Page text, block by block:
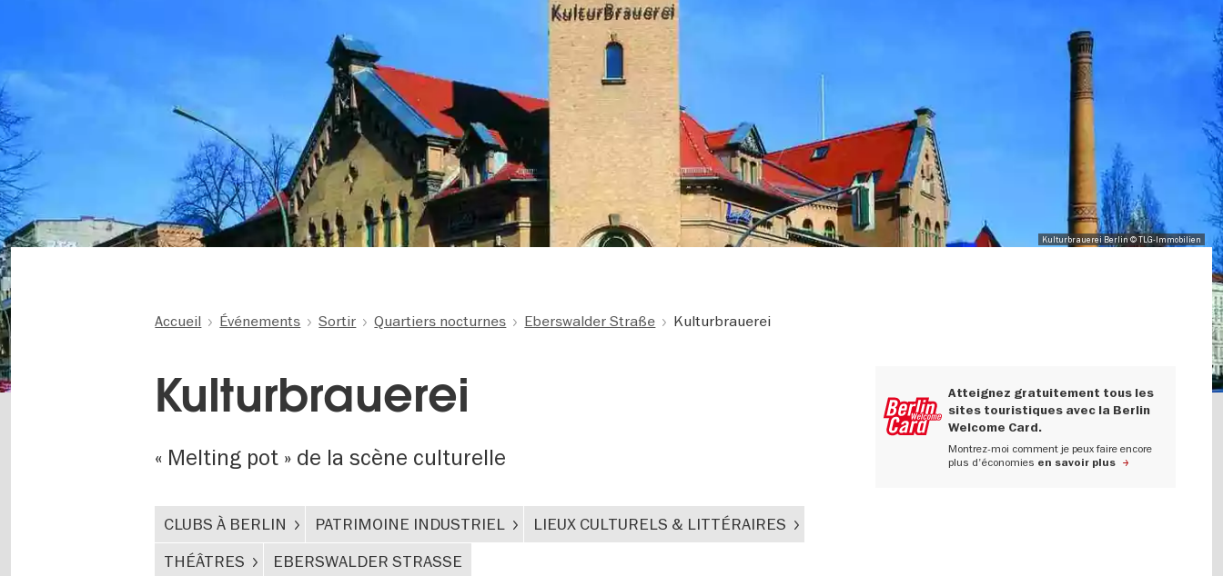
Kulturbrauerei Berlin © TLG-Immobilien
Accueil Événements Sortir Quartiers nocturnes Eberswalder Straße Kulturbrauerei
Kulturbrauerei
« Melting pot » de la scène culturelle
Atteignez gratuitement tous les
sites touristiques avec la Berlin
Welcome Card.
Montrez-moi comment je peux faire encore
plus d'économies en savoir plus
CLUBS À BERLIN PATRIMOINE INDUSTRIEL
LIEUX CULTURELS & LITTÉRAIRES
THÉÂTRES
EBERSWALDER STRASSE